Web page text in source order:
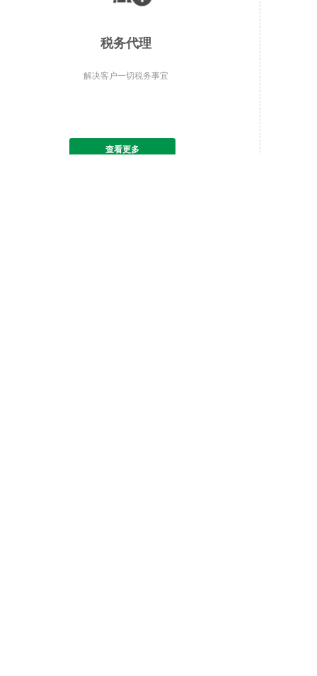
税务代理
解决客户一切税务事宜
查看更多